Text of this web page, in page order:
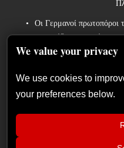
Οι Γερμανοί
παρουσιάζουν το ομώνυμο
Οι Wayfarer κυκλοφορούν
We value your privacy
We use cookies to
your preferences below.